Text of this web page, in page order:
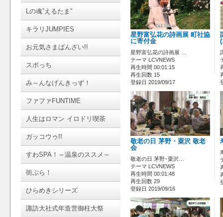
Lの魂”えるたま”
キラリJUMPIES
お元気さまばんざい!!
スポっち
み～んなげんきっず！
ファファFUNTIME
人生はロマン イロドリ喫茶
ガッコウゥ!!
すわSPA！～温泉のススメ～
街ぶら！
ひらめきシリーズ
諏訪大社式年造営御柱大祭
星野富弘花の詩画展 町社協
に寄付金
星野富弘花の詩画展 …
テーマ LCVNEWS
再生時間 00:01:15
再生回数 15
登録日 2019/09/17
敬老の日 茅野・粟沢 敬老
会
敬老の日 茅野･粟沢…
テーマ LCVNEWS
再生時間 00:01:48
再生回数 29
登録日 2019/09/16